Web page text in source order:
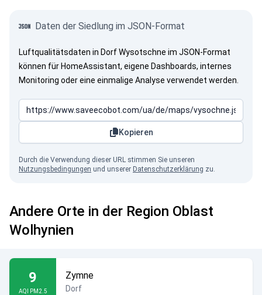
Daten der Siedlung im JSON-Format
Luftqualitätsdaten in Dorf Wysotschne im JSON-Format
können für HomeAssistant, eigene Dashboards, internes
Monitoring oder eine einmalige Analyse verwendet werden.
Kopieren
Durch die Verwendung dieser URL stimmen Sie unseren
Nutzungsbedingungen und unserer Datenschutzerklärung zu.
Andere Orte in der Region Oblast
Wolhynien
9
AQI PM2.5
Zymne
Dorf